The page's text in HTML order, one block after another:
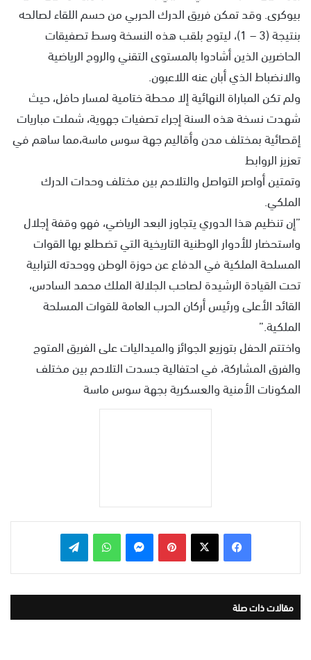
بيوكرى. وقد تمكن فريق الدرك الحربي من حسم اللقاء لصالحه
بنتيجة (3 – 1)، ليتوج بلقب هذه النسخة وسط تصفيقات
الحاضرين الذين أشادوا بالمستوى التقني والروح الرياضية
والانضباط الذي أبان عنه اللاعبون.
و​لم تكن المباراة النهائية إلا محطة ختامية لمسار حافل، حيث
شهدت نسخة هذه السنة إجراء ​تصفيات جهوية، شملت مباريات
إقصائية بمختلف مدن وأقاليم جهة سوس ماسة،مما ساهم في
تعزيز الروابط
​وتمتين أواصر التواصل والتلاحم بين مختلف وحدات الدرك
الملكي.
​”إن تنظيم هذا الدوري يتجاوز البعد الرياضي، فهو وقفة إجلال
واستحضار للأدوار الوطنية التاريخية التي تضطلع بها القوات
المسلحة الملكية في الدفاع عن حوزة الوطن ووحدته الترابية
تحت القيادة الرشيدة لصاحب الجلالة الملك محمد السادس،
القائد الأعلى ورئيس أركان الحرب العامة للقوات المسلحة
الملكية.”
​واختتم الحفل بتوزيع الجوائز والميداليات على الفريق المتوج
والفرق المشاركة، في احتفالية جسدت التلاحم بين مختلف
المكونات الأمنية والعسكرية بجهة سوس ماسة
بينتيريست واتساب
مقالات ذات صلة